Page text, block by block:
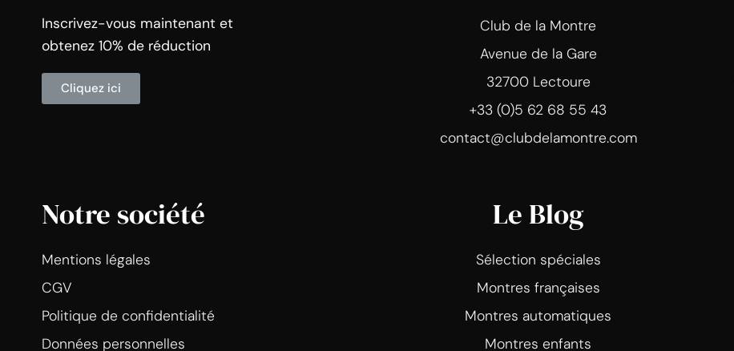
Inscrivez-vous maintenant et
obtenez 10% de réduction
Cliquez ici
Club de la Montre
Avenue de la Gare
32700 Lectoure
+33 (0)5 62 68 55 43
contact@clubdelamontre.com
Notre société
Mentions légales
CGV
Politique de confidentialité
Données personnelles
Le Blog
Sélection spéciales
Montres françaises
Montres automatiques
Montres enfants